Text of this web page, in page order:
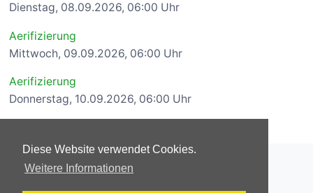
Diese Website verwendet Cookies.
Weitere Informationen
Dienstag, 08.09.2026, 06:00 Uhr
Aerifizierung
Mittwoch, 09.09.2026, 06:00 Uhr
Aerifizierung
Donnerstag, 10.09.2026, 06:00 Uhr
© 2026 Bad Vilbeler Golfclub Lindenhof e. V.